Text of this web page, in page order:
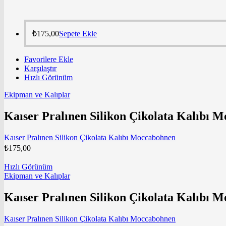
₺175,00Sepete Ekle
Favorilere Ekle
Karşılaştır
Hızlı Görünüm
Ekipman ve Kalıplar
Kaıser Pralınen Silikon Çikolata Kalıbı
Kaıser Pralınen Silikon Çikolata Kalıbı Moccabohnen
₺175,00
Hızlı Görünüm
Ekipman ve Kalıplar
Kaıser Pralınen Silikon Çikolata Kalıbı
Kaıser Pralınen Silikon Çikolata Kalıbı Moccabohnen